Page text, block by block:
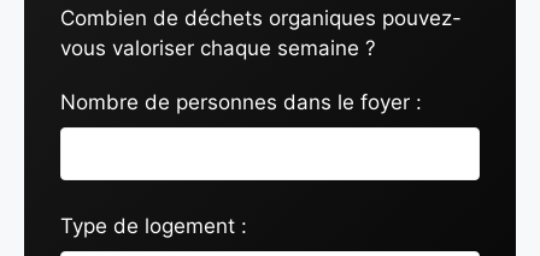
Combien de déchets organiques pouvez-
vous valoriser chaque semaine ?
Nombre de personnes dans le foyer :
Type de logement :